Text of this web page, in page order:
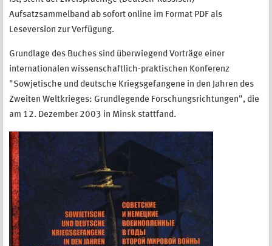
Aufsatzsammelband ab sofort online im Format PDF als
Leseversion zur Verfügung.
Grundlage des Buches sind überwiegend Vorträge einer
internationalen wissenschaftlich-praktischen Konferenz
"Sowjetische und deutsche Kriegsgefangene in den Jahren des
Zweiten Weltkrieges: Grundlegende Forschungsrichtungen", die
am 12. Dezember 2003 in Minsk stattfand.